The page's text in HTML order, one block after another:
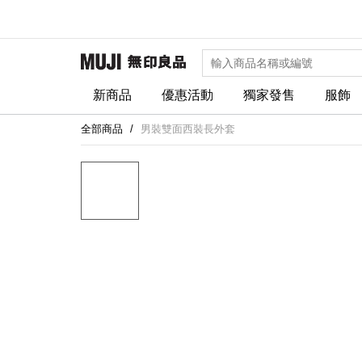
新商品 優惠活動 獨家發售 服飾
全部商品 男裝雙面西裝長外套